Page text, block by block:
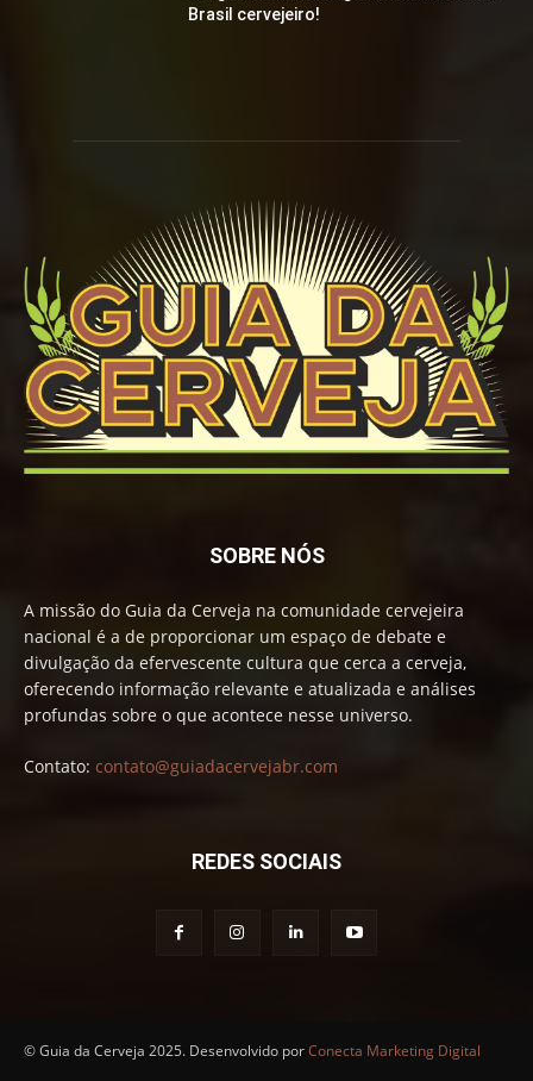
Brasil cervejeiro!
SOBRE NÓS
A missão do Guia da Cerveja na comunidade cervejeira
nacional é a de proporcionar um espaço de debate e
divulgação da efervescente cultura que cerca a cerveja,
oferecendo informação relevante e atualizada e análises
profundas sobre o que acontece nesse universo.
Contato: contato@guiadacervejabr.com
REDES SOCIAIS
© Guia da Cerveja 2025. Desenvolvido porConecta Marketing Digital